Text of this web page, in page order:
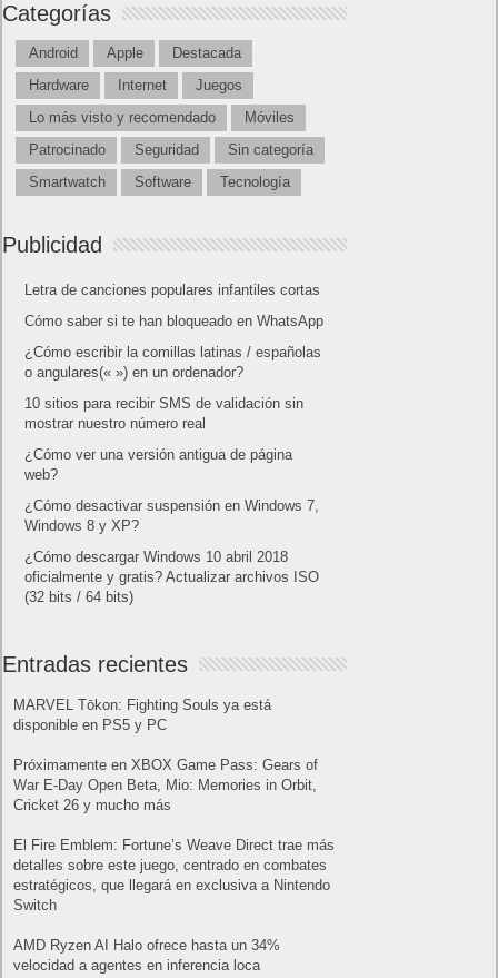
Categorías
Android Apple
Destacada
Hardware
Internet
Juegos
Lo más visto y recomendado
Móviles
Patrocinado
Seguridad
Sin categoría
Smartwatch
Software Tecnología
Publicidad
Letra de canciones populares infantiles cortas
Cómo saber si te han bloqueado en WhatsApp
¿Cómo escribir la comillas latinas / españolas
o angulares(« ») en un ordenador?
10 sitios para recibir SMS de validación sin
mostrar nuestro número real
¿Cómo ver una versión antigua de página
web?
¿Cómo desactivar suspensión en Windows 7,
Windows 8 y XP?
¿Cómo descargar Windows 10 abril 2018
oficialmente y gratis? Actualizar archivos ISO
(32 bits / 64 bits)
Entradas recientes
MARVEL Tōkon: Fighting Souls ya está
disponible en PS5 y PC
Próximamente en XBOX Game Pass: Gears of
War E-Day Open Beta, Mio: Memories in Orbit,
Cricket 26 y mucho más
El Fire Emblem: Fortune’s Weave Direct trae más
detalles sobre este juego, centrado en combates
estratégicos, que llegará en exclusiva a Nintendo
Switch
AMD Ryzen AI Halo ofrece hasta un 34%
velocidad a agentes en inferencia loca